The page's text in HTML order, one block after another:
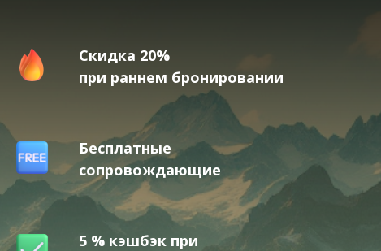
Скидка 20%
при раннем бронировании
Бесплатные
сопровождающие
5 % кэшбэк при